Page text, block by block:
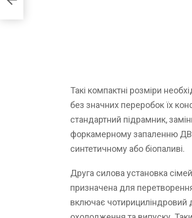
Такі компактні розміри
без значних переробок їх
стандартний підрамник,
форкамерному запаленню
синтетичному або біопаливі.
Друга силова установка
призначена для
включає чотирициліндровий